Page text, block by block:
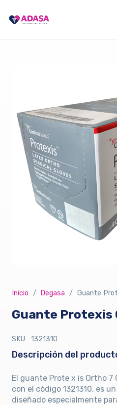
Inicio / Degasa / Guante
Guante Protexis
SKU: 1321310
Descripción del
El guante Prote x is Ortho 7
con el código 1321310, es
diseñado especialmente